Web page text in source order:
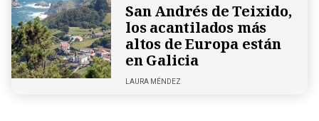
San Andrés de Teixido,
los acantilados más
altos de Europa están
en Galicia
LAURA MÉNDEZ